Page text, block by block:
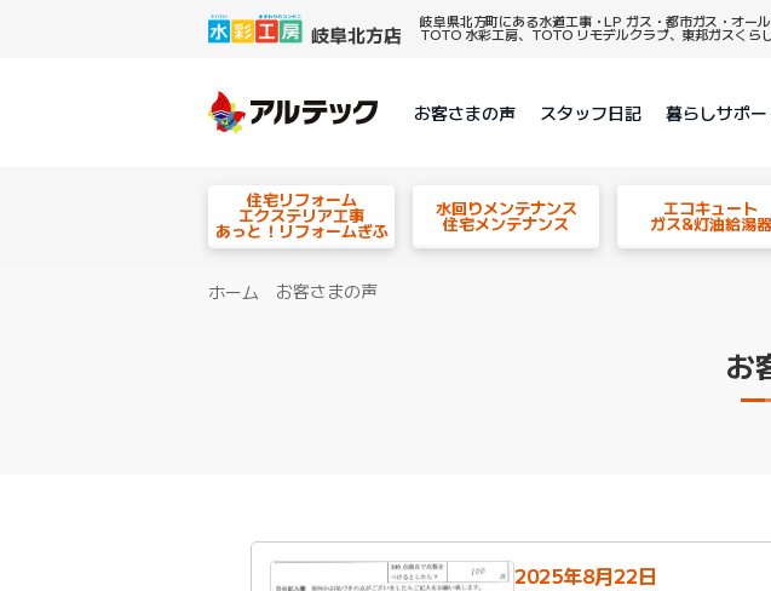
岐阜県北方町にある水道工事・LP ガス・都市ガス・オー
TOTO 水彩工房、TOTO リモデルクラブ、東邦ガスくら
お客さまの声 スタッフ日記 暮らしサポ
住宅リフォーム
エクステリア工事
あっと！リフォームぎふ
水回りメンテナンス
住宅メンテナンス
エコキュート
ガス&灯油給湯器
ホーム お客さまの声
お
2025年8月22日